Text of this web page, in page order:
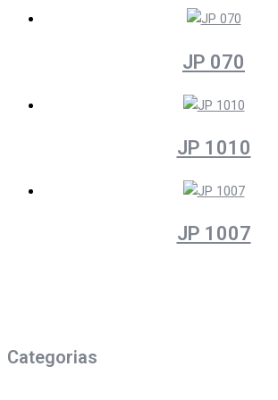
JP 070
JP 1010
JP 1007
Categorias